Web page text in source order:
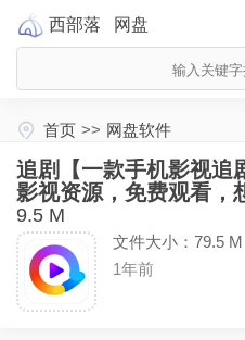
西部落 网盘
首页 >> 网盘软件
追剧【一款手机影视追
影视资源，免费观看，
9.5 M
文件大小：79.5 M
1年前